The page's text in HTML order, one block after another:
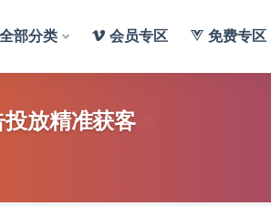
全部分类 会员专区 免费专区
放精准获客